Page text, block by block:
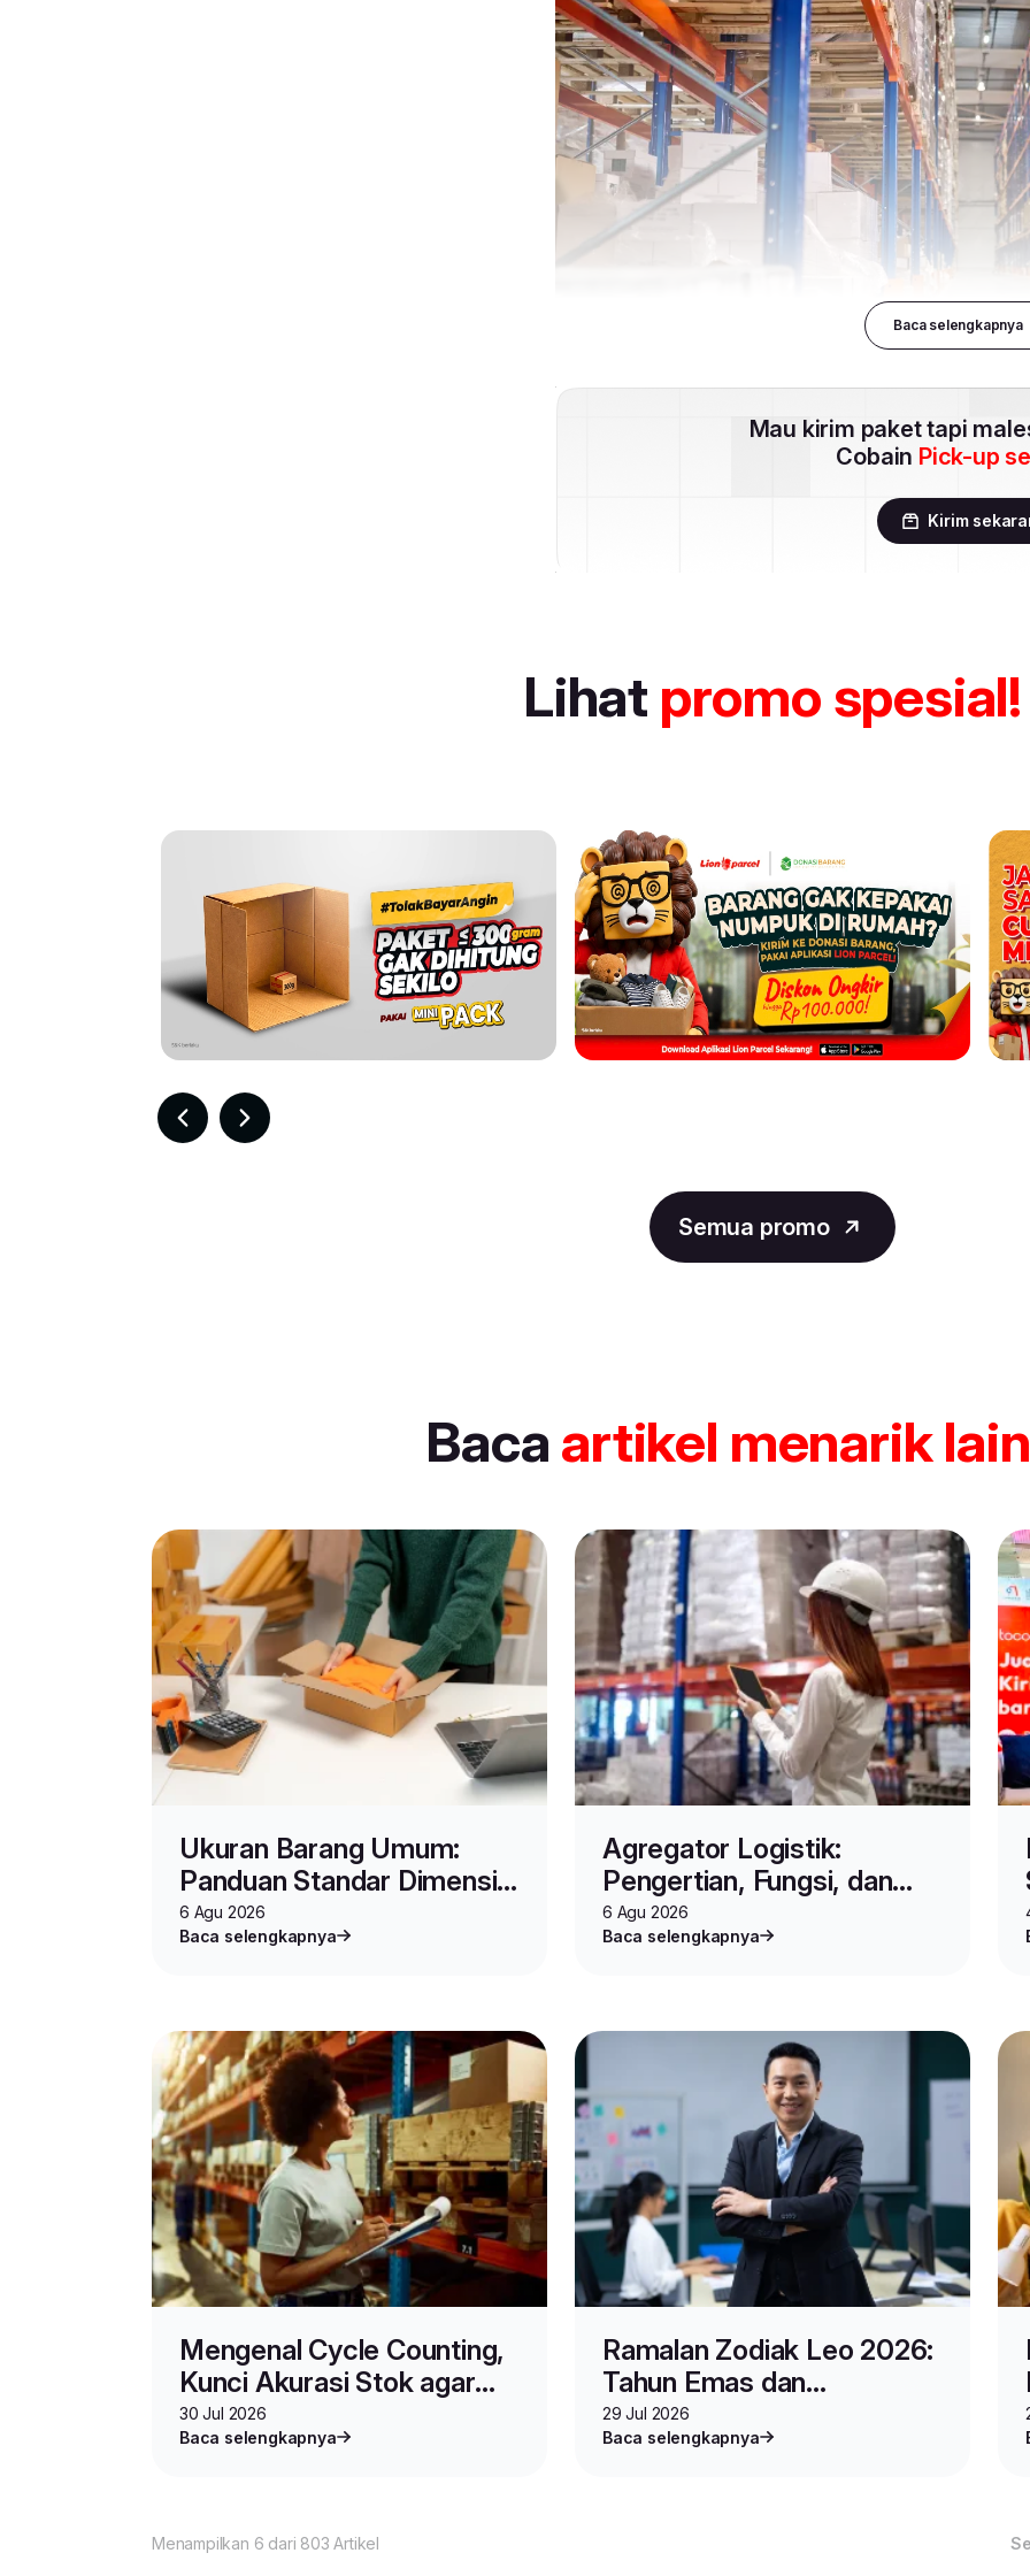
Baca selengkapnya
Mau kirim paket tapi
Cobain Pick-up
Kirim
Lihat promo spesial!
Semua promo
Baca artikel menarik
Ukuran Barang Umum:
Panduan Standar Dimensi,
Spesifikasi, dan Cara
Mengukur Produk untuk
6 Agu 2026
Baca selengkapnya
Agregator Logistik:
Pengertian, Fungsi, dan
Cara Kerjanya untuk Bisnis
Online
6 Agu 2026
Baca selengkapnya
Mengenal Cycle Counting,
Kunci Akurasi Stok agar
Bisnis Berjalan Strategis
30 Jul 2026
Baca selengkapnya
Ramalan Zodiak Leo 2026:
Tahun Emas dan
Keberuntungan Bisnis
29 Jul 2026
Baca selengkapnya
Menampilkan 6 dari 803 Artikel